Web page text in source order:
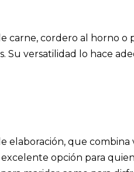
carne, cordero al horno
Su versatilidad lo hace
elaboración, que
opción para